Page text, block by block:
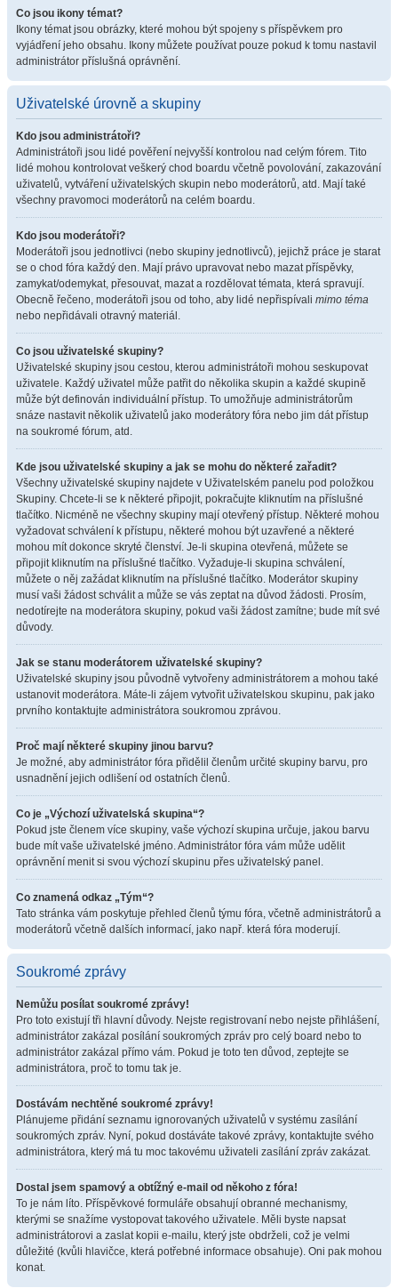
Co jsou ikony témat?
Ikony témat jsou obrázky, které mohou být spojeny s příspěvkem pro
vyjádření jeho obsahu. Ikony můžete používat pouze pokud k tomu nastavil
administrátor příslušná oprávnění.
Uživatelské úrovně a skupiny
Kdo jsou administrátoři?
Administrátoři jsou lidé pověření nejvyšší kontrolou nad celým fórem. Tito
lidé mohou kontrolovat veškerý chod boardu včetně povolování, zakazování
uživatelů, vytváření uživatelských skupin nebo moderátorů, atd. Mají také
všechny pravomoci moderátorů na celém boardu.
Kdo jsou moderátoři?
Moderátoři jsou jednotlivci (nebo skupiny jednotlivců), jejichž práce je starat
se o chod fóra každý den. Mají právo upravovat nebo mazat příspěvky,
zamykat/odemykat, přesouvat, mazat a rozdělovat témata, která spravují.
Obecně řečeno, moderátoři jsou od toho, aby lidé nepřispívali mimo téma
nebo nepřidávali otravný materiál.
Co jsou uživatelské skupiny?
Uživatelské skupiny jsou cestou, kterou administrátoři mohou seskupovat
uživatele. Každý uživatel může patřit do několika skupin a každé skupině
může být definován individuální přístup. To umožňuje administrátorům
snáze nastavit několik uživatelů jako moderátory fóra nebo jim dát přístup
na soukromé fórum, atd.
Kde jsou uživatelské skupiny a jak se mohu do některé zařadit?
Všechny uživatelské skupiny najdete v Uživatelském panelu pod položkou
Skupiny. Chcete-li se k některé připojit, pokračujte kliknutím na příslušné
tlačítko. Nicméně ne všechny skupiny mají otevřený přístup. Některé mohou
vyžadovat schválení k přístupu, některé mohou být uzavřené a některé
mohou mít dokonce skryté členství. Je-li skupina otevřená, můžete se
připojit kliknutím na příslušné tlačítko. Vyžaduje-li skupina schválení,
můžete o něj zažádat kliknutím na příslušné tlačítko. Moderátor skupiny
musí vaši žádost schválit a může se vás zeptat na důvod žádosti. Prosím,
nedotírejte na moderátora skupiny, pokud vaši žádost zamítne; bude mít své
důvody.
Jak se stanu moderátorem uživatelské skupiny?
Uživatelské skupiny jsou původně vytvořeny administrátorem a mohou také
ustanovit moderátora. Máte-li zájem vytvořit uživatelskou skupinu, pak jako
prvního kontaktujte administrátora soukromou zprávou.
Proč mají některé skupiny jinou barvu?
Je možné, aby administrátor fóra přidělil členům určité skupiny barvu, pro
usnadnění jejich odlišení od ostatních členů.
Co je „Výchozí uživatelská skupina“?
Pokud jste členem více skupiny, vaše výchozí skupina určuje, jakou barvu
bude mít vaše uživatelské jméno. Administrátor fóra vám může udělit
oprávnění menit si svou výchozí skupinu přes uživatelský panel.
Co znamená odkaz „Tým“?
Tato stránka vám poskytuje přehled členů týmu fóra, včetně administrátorů a
moderátorů včetně dalších informací, jako např. která fóra moderují.
Soukromé zprávy
Nemůžu posílat soukromé zprávy!
Pro toto existují tři hlavní důvody. Nejste registrovaní nebo nejste přihlášení,
administrátor zakázal posílání soukromých zpráv pro celý board nebo to
administrátor zakázal přímo vám. Pokud je toto ten důvod, zeptejte se
administrátora, proč to tomu tak je.
Dostávám nechtěné soukromé zprávy!
Plánujeme přidání seznamu ignorovaných uživatelů v systému zasílání
soukromých zpráv. Nyní, pokud dostáváte takové zprávy, kontaktujte svého
administrátora, který má tu moc takovému uživateli zasílání zpráv zakázat.
Dostal jsem spamový a obtížný e-mail od někoho z fóra!
To je nám líto. Příspěvkové formuláře obsahují obranné mechanismy,
kterými se snažíme vystopovat takového uživatele. Měli byste napsat
administrátorovi a zaslat kopii e-mailu, který jste obdrželi, což je velmi
důležité (kvůli hlavičce, která potřebné informace obsahuje). Oni pak mohou
konat.